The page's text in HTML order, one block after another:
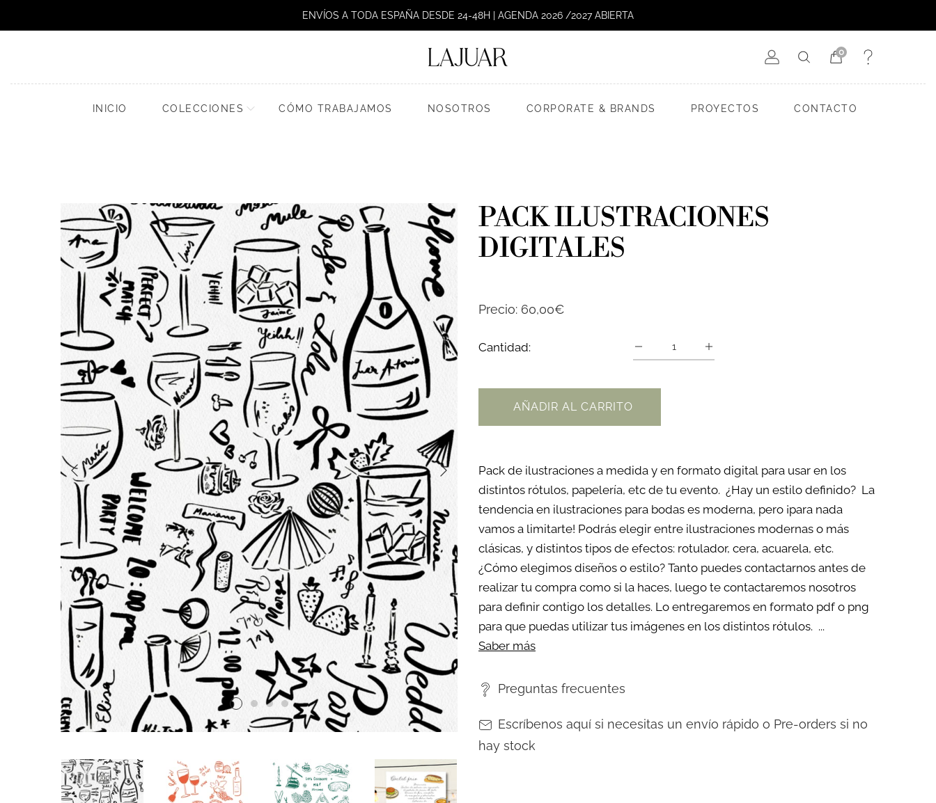
ENVÍOS A TODA ESPAÑA DESDE 24-48H | AGENDA 2026 /2027 ABIERTA
0
INICIO COLECCIONES CÓMO TRABAJAMOS NOSOTROS CORPORATE & BRANDS PROYECTOS CONTACTO
PACK ILUSTRACIONES
DIGITALES
Precio: 60,00€
Cantidad:
AÑADIR AL CARRITO
Pack de ilustraciones a medida y en formato digital para usar en los
distintos rótulos, papelería, etc de tu evento. ¿Hay un estilo definido? La
tendencia en ilustraciones para bodas es moderna, pero ¡para nada
vamos a limitarte! Podrás elegir entre ilustraciones modernas o más
clásicas, y distintos tipos de efectos: rotulador, cera, acuarela, etc.
¿Cómo elegimos diseños o estilo? Tanto puedes contactarnos antes de
realizar tu compra como si la haces, luego te contactaremos nosotros
para definir contigo los detalles. Lo entregaremos en formato pdf o png
para que puedas utilizar tus imágenes en los distintos rótulos. ...
Saber más
Preguntas frecuentes
Escríbenos aquí si necesitas un envío rápido o Pre-orders si no
hay stock